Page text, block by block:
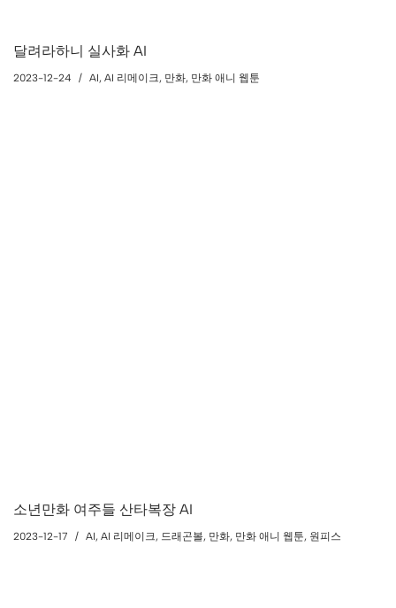
달려라하니 실사화 AI
2023-12-24 AI, AI 리메이크, 만화, 만화 애니 웹툰
소년만화 여주들 산타복장 AI
2023-12-17 AI, AI 리메이크, 드래곤볼, 만화, 만화 애니 웹툰, 원피스